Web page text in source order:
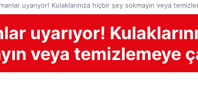
uyarıyor! Kulaklarınıza hiçbir şey sokmayın veya
uyarıyor!
veya temizlemeye